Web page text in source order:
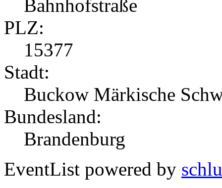
Bahnhofstraße
PLZ:
15377
Stadt:
Buckow Märkische
Bundesland:
Brandenburg
EventList powered by